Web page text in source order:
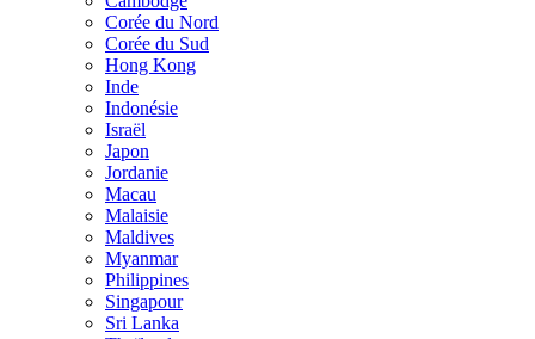
Corée du Nord
Corée du Sud
Hong Kong
Inde
Indonésie
Israël
Japon
Jordanie
Macau
Malaisie
Maldives
Myanmar
Philippines
Singapour
Sri Lanka